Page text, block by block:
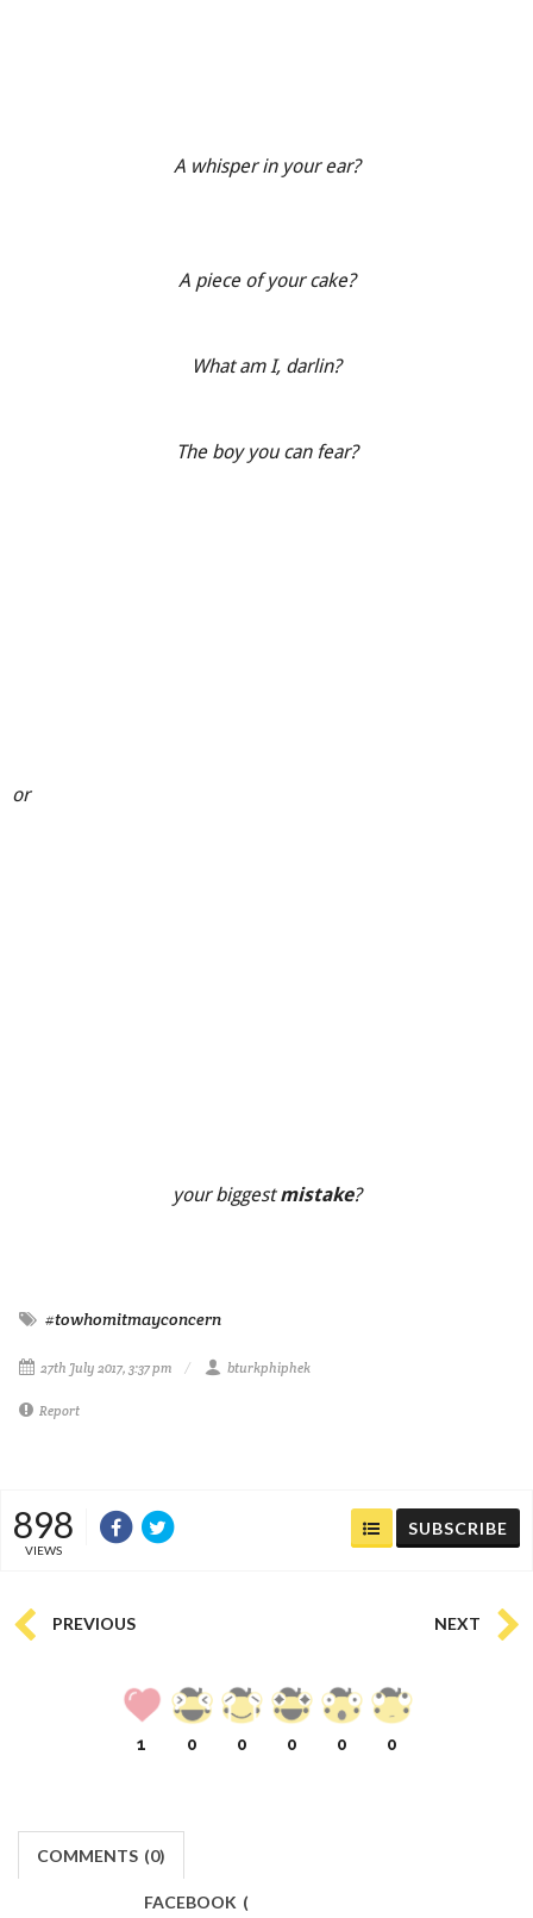
A whisper in your ear?
A piece of your cake?
What am I, darlin?
The boy you can fear?
or
your biggestmistake?
#towhomitmayconcern
27th July 2017, 3:37 pm bturkphiphek
Report
898
VIEWS
SUBSCRIBE
PREVIOUS NEXT
1 0 0 0 0 0
COMMENTS (0)
FACEBOOK (